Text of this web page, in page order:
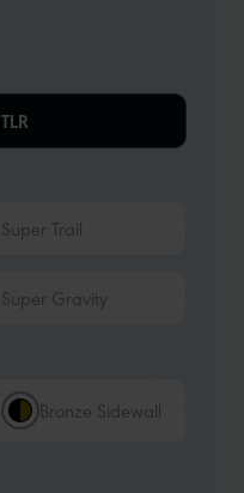
TLR
Super Trail
Super Gravity
Bronze Sidewall